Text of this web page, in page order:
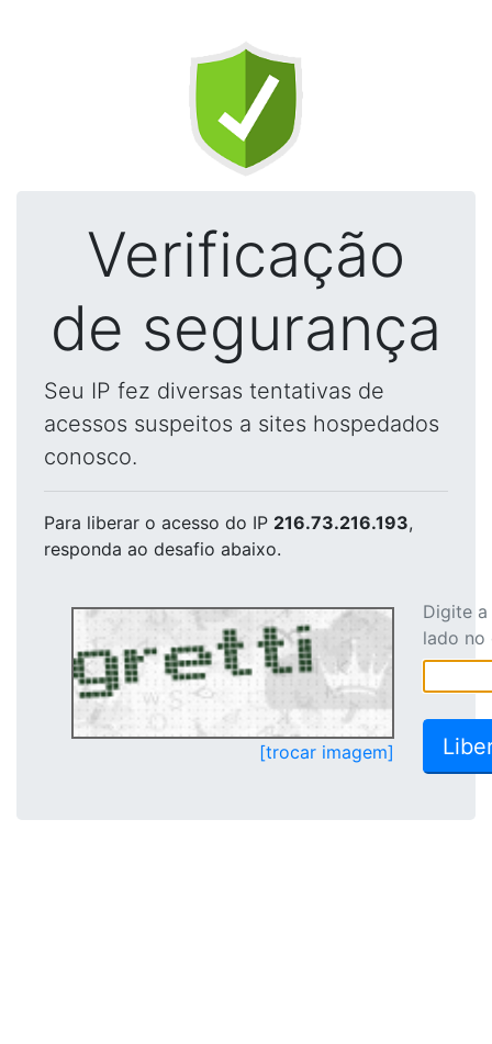
Verificação
de segurança
Seu IP fez diversas tentativas de
acessos suspeitos a sites hospedados
conosco.
Para liberar o acesso do IP 216.73.216.193,
responda ao desafio abaixo.
[trocar imagem]
Digite
lado no